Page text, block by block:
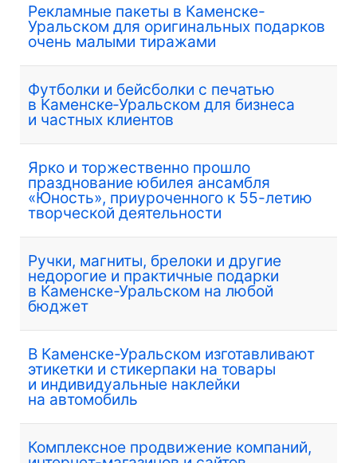
Рекламные пакеты в Каменске-
Уральском для оригинальных подарков
очень малыми тиражами
Футболки и бейсболки с печатью
в Каменске‑Уральском для бизнеса
и частных клиентов
Ярко и торжественно прошло
празднование юбилея ансамбля
«Юность», приуроченного к 55-летию
творческой деятельности
Ручки, магниты, брелоки и другие
недорогие и практичные подарки
в Каменске-Уральском на любой
бюджет
В Каменске-Уральском изготавливают
этикетки и стикерпаки на товары
и индивидуальные наклейки
на автомобиль
Комплексное продвижение компаний,